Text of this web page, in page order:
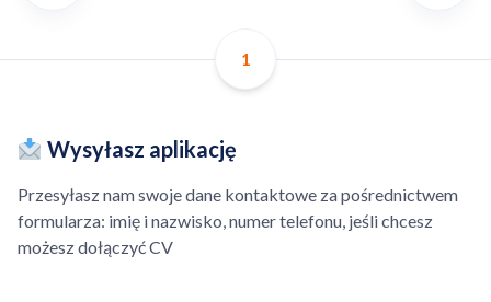
Możliwość nałożenia marży
własnym zakresie.
Dodatkowo płatna
kilometrówka, ponad
Możliwość zamówienia
1
Wysyłasz aplikację
Przesyłasz nam swoje dane kontaktowe za pośrednictwem
formularza: imię i nazwisko, numer telefonu, jeśli chcesz
możesz dołączyć CV